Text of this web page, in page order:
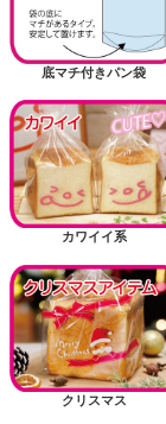
底マチ付きパン袋
カワイイ系
クリスマス